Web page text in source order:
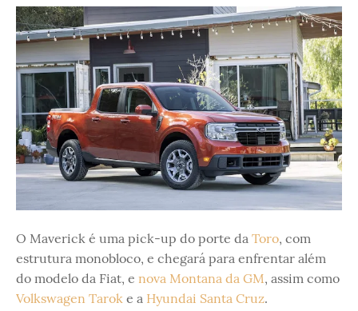
O Maverick é uma pick-up do porte da Toro, com
estrutura monobloco, e chegará para enfrentar além
do modelo da Fiat, e nova Montana da GM, assim como
Volkswagen Tarok e a Hyundai Santa Cruz.